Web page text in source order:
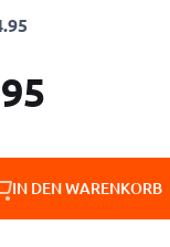
IN DEN WARENKORB